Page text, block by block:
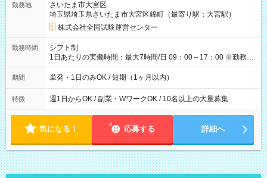
例】 ・河合塾模擬試験 8:30～17:30（休憩1時間） 時給1,300円
×8時間＝日収10,400円＋交通費 ※当日の役割により時給＋100
円の場合あり ・国家試験 7:00～13:30（休憩なし） 時給1,300
円（役割手当＋100円）×6時間＝日収8,400円＋交通費 【試用期
間】試用期間なし
勤務地
さいたま市大宮区
埼玉県埼玉県さいたま市大宮区錦町（最寄り駅：大宮駅）
株式会社全国試験運営センター
勤務時間
シフト制
1日あたりの実働時間：最大7時間/日 09：00～17：00 ※勤務時
間は 試験により異なります。
期間 単発・1日のみOK / 短期（1ヶ月以内）
特徴 週1日からOK / 副業・WワークOK / 10名以上の大量募集
気になる！ 応募する 詳細へ